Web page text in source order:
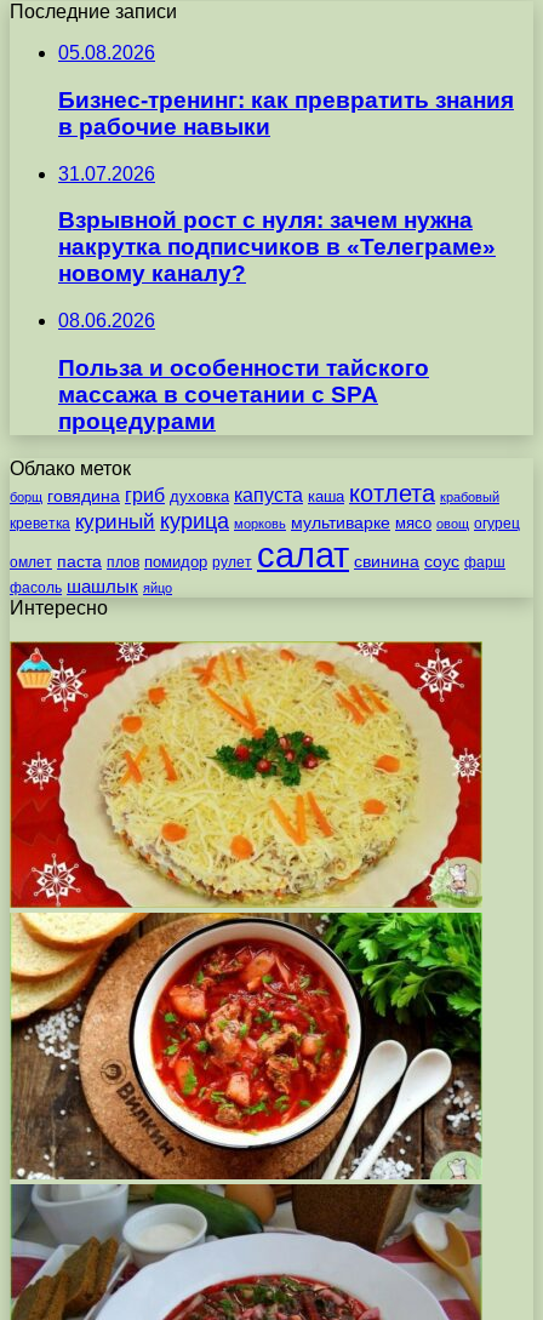
Последние записи
05.08.2026
Бизнес-тренинг: как превратить знания
в рабочие навыки
31.07.2026
Взрывной рост с нуля: зачем нужна
накрутка подписчиков в «Телеграме»
новому каналу?
08.06.2026
Польза и особенности тайского
массажа в сочетании с SPA
процедурами
Облако меток
борщ говядина гриб духовка капуста каша котлета крабовый
креветка куриный курица морковь мультиварке мясо овощ огурец
омлет паста плов помидор рулет салат свинина соус фарш
фасоль шашлык яйцо
Интересно